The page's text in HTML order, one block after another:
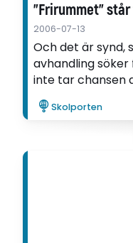
"Frirummet"
2006-07-13
Och det är synd,
avhandling
inte tar chansen
elever komma
geografiämnet.
men inte
Skolporten